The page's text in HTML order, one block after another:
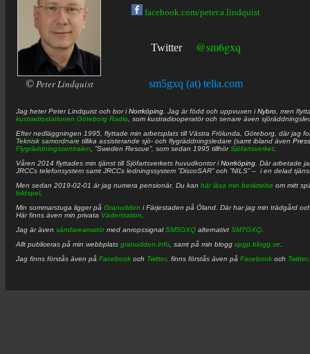
© Peter Lindquist
facebook.com/peter.a.lindquist
Twitter @sm6gxq
sm5gxq (at) telia.com
Jag heterPeter Lindquist och bor iNorrköping . Jag är född och uppvuxen iNybro , men
kustradiostationen Göteborg Radio , som kustradiooperatör och senare även
Efter nedläggningen 1995, flyttade min arbetsplats till Västra Frölunda, Göteborg, där jag
Teknisk samordnare tillika assisterande sjö- och flygräddningsledare (samt ibland även
Flygräddningscentralen , ”Sweden Rescue”, som sedan 1995 tillhörSjöfartsverket
Våren 2014 flyttades min tjänst till Sjöfartsverkets huvudkontor iNorrköping . Där arbetade
JRCCs telefonsystem samt JRCCs ledningssystem ”DiscoSAR” och ”NILS” – i en delad
Men sedan 2019-02-01 är jag numera pensionär. Du kan här läsa min berättelse om mitt
bildspel.
Min sommarstuga ligger på Granudden i Färjestaden på Öland. Där har jag min trädgård
Här finns även min privata Väderstation
Jag är även sändareamatörmed anropssignalSM5GXQ alternativt SM7GXQ
Allt publiceras på min webbplats granudden.info , samt på min blogg cpgp.blogg.se
Jag finns förstås även på Facebook och Twitter. finns förstås även på Facebook och Twitter.